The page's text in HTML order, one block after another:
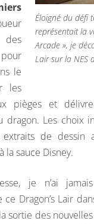
Éloigné du défi
représentait la
Arcade », je
Lair sur la NES
des
le
les
pièges et
dragon. Les choix
de dessin
la sauce Disney.
je n’ai
Dragon’s Lair
sortie des